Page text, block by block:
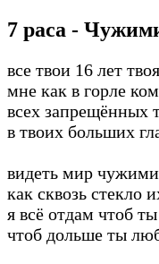
7 раса -
все твои 16 лет
мне как в горле ком
всех запрещённых
в твоих больших
видеть мир
как сквозь стекло
я всё отдам чтоб
чтоб дольше ты